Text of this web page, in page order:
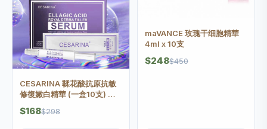
CESARINA 鞣花酸抗原抗敏
修復嫩白精華 (一盒10支) 每
支5ML
$168$298
maVANCE 玫瑰干细胞精華
4ml x 10支
$248$450